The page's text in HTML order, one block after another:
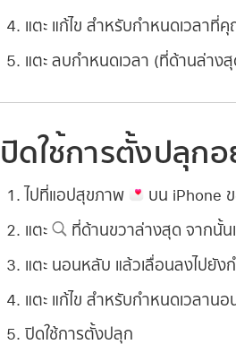
แตะ แก้ไข สำหรับกำหนดเวลาที่
แตะ ลบกำหนดเวลา (ที่ด้านล่าง
ปิดใช้การตั้งปลุก
ไปที่แอปสุขภาพ บน iPhone
แตะ ที่ด้านขวาล่างสุด จากนั้น
แตะ นอนหลับ แล้วเลื่อนลงไปยัง
แตะ แก้ไข สำหรับกำหนดเวลา
ปิดใช้การตั้งปลุก